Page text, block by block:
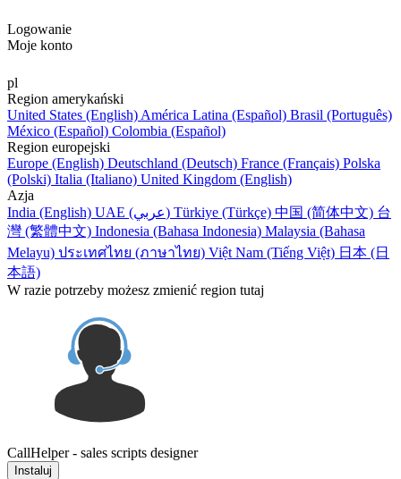
Logowanie
Moje konto
pl
Region amerykański
United States (English) América Latina (Español) Brasil (Português)
México (Español) Colombia (Español)
Region europejski
Europe (English) Deutschland (Deutsch) France (Français) Polska
(Polski) Italia (Italiano) United Kingdom (English)
Azja
India (English)
UAE (عربي) Türkiye (Türkçe) 中国 (简体中文) 台
灣 (繁體中文) Indonesia (Bahasa Indonesia) Malaysia (Bahasa
Melayu) ประเทศไทย (ภาษาไทย) Việt Nam (Tiếng Việt) 日本 (日
本語)
W razie potrzeby możesz zmienić region tutaj
CallHelper - sales scripts designer
Instaluj